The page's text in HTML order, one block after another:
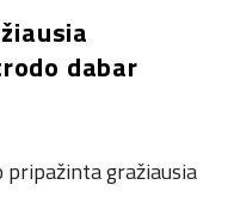
dabar
pripažinta gražiausia